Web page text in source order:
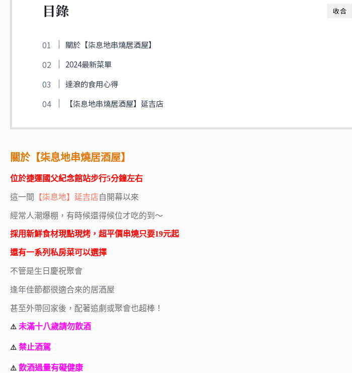
收合
目錄
關於【柒息地串燒居酒屋】
2024最新菜單
達浪的食用心得
【柒息地串燒居酒屋】延吉店
關於【柒息地串燒居酒屋】
位於捷運國父紀念館站步行5分鐘左右
這一間 【柒息地】延吉店自開幕以來
經常人潮爆棚，有時候還得候位才吃的到～
採用新鮮食材現點現烤，超平價串燒只要19元起
還有一系列私房菜可以選擇
不管是生日慶祝聚會
逢年佳節都很適合來的居酒屋
甚至外帶回家後，配著追劇或聚會也超棒！
⚠️ 未滿十八歲請勿飲酒
⚠️ 禁止酒駕
⚠️ 飲酒過量有礙健康